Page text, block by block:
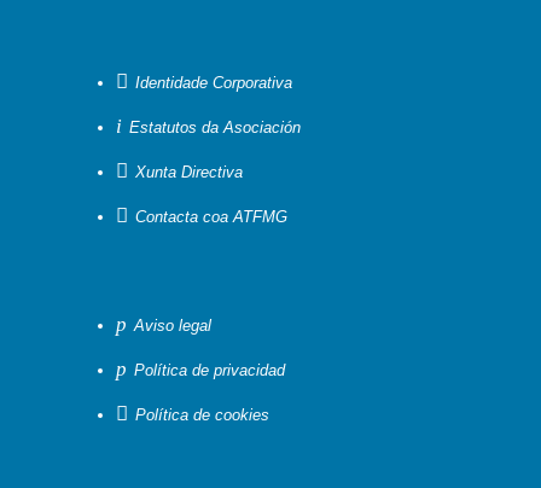
 Identidade Corporativa
i Estatutos da Asociación
 Xunta Directiva
 Contacta coa ATFMG
p Aviso legal
p Política de privacidad
 Política de cookies